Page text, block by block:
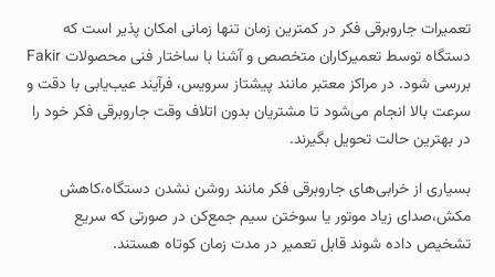
تعمیرات جاروبرقی فکر در کمترین زمان تنها زمانی امکان‌ پذیر است که
دستگاه توسط تعمیرکاران متخصص و آشنا با ساختار فنی محصولات Fakir
بررسی شود. در مراکز معتبر مانند پیشتاز سرویس، فرآیند عیب‌یابی با دقت و
سرعت بالا انجام می‌شود تا مشتریان بدون اتلاف وقت جاروبرقی فکر خود را
در بهترین حالت تحویل بگیرند.
بسیاری از خرابی‌های جاروبرقی فکر مانند روشن نشدن دستگاه،کاهش
مکش،صدای زیاد موتور یا سوختن سیم‌ جمع‌کن در صورتی که سریع
تشخیص داده شوند قابل تعمیر در مدت زمان کوتاه هستند.